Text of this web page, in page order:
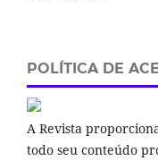
POLÍTICA DE
A Revista
todo seu conteúdo